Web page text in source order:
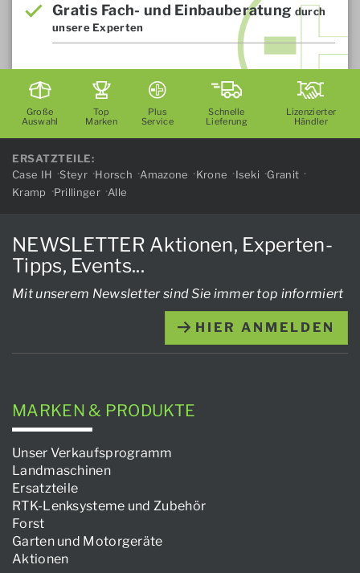
Gratis Fach- und Einbauberatung durch
unsere Experten
Große
Auswahl
Top
Marken
Plus
Service
Schnelle
Lieferung
Lizenzierter
Händler
ERSATZTEILE:
Case IH
Steyr Horsch Amazone Krone Iseki
Granit
Kramp
Prillinger Alle
NEWSLETTER Aktionen, Experten-
Tipps, Events...
Mit unserem Newsletter sind Sie immer top informiert
HIER ANMELDEN
MARKEN & PRODUKTE
Unser Verkaufsprogramm
Landmaschinen
Ersatzteile
RTK-Lenksysteme und Zubehör
Forst
Garten und Motorgeräte
Aktionen